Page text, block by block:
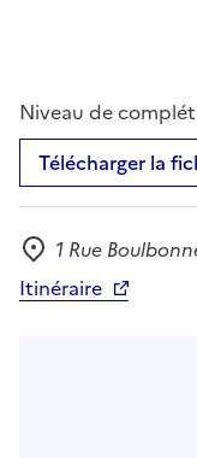
Niveau de
Télécharger la
Adresse
1 Rue
Itinéraire